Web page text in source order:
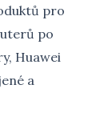
pro
po
Huawei
a